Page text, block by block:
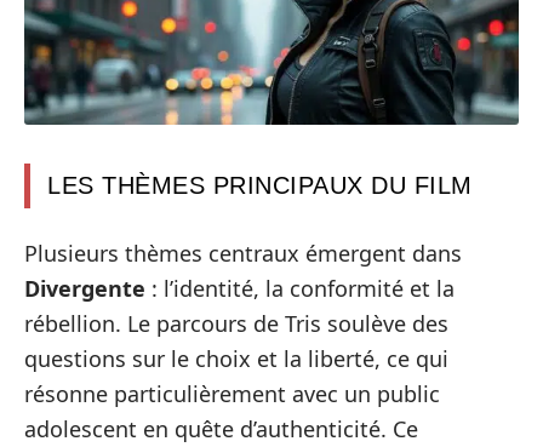
LES THÈMES PRINCIPAUX DU FILM
Plusieurs thèmes centraux émergent dans
Divergente : l’identité, la conformité et la
rébellion. Le parcours de Tris soulève des
questions sur le choix et la liberté, ce qui
résonne particulièrement avec un public
adolescent en quête d’authenticité. Ce